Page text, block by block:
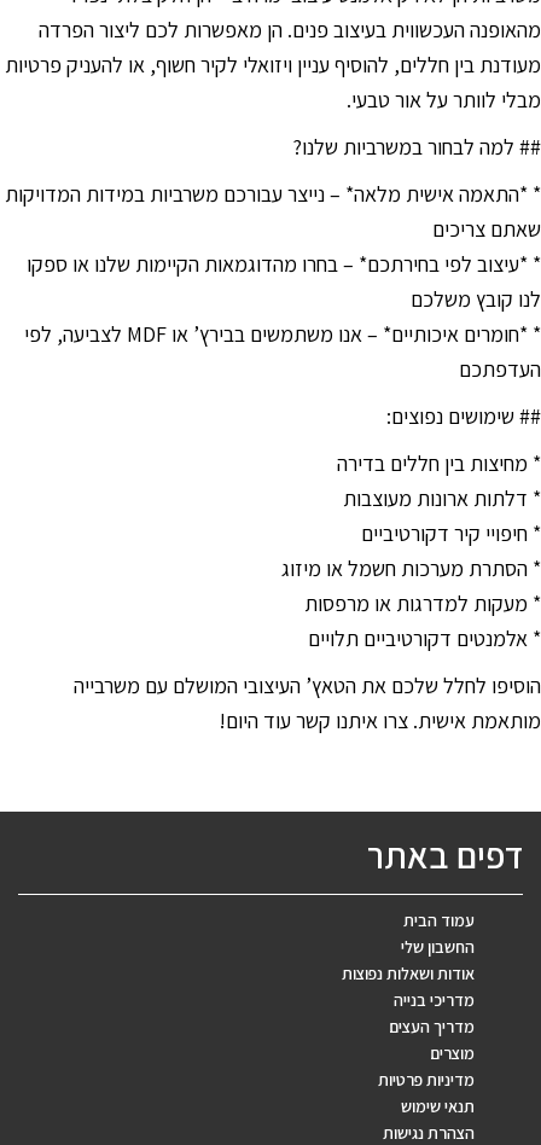
לאפס
cached
מהאופנה העכשווית בעיצוב פנים. הן מאפשרות לכם ליצור הפרדה
מעודנת בין חללים, להוסיף עניין ויזואלי לקיר חשוף, או להעניק פרטיות
מבלי לוותר על אור טבעי.
## למה לבחור במשרביות שלנו?
* *התאמה אישית מלאה* – נייצר עבורכם משרביות במידות המדויקות
שאתם צריכים
* *עיצוב לפי בחירתכם* – בחרו מהדוגמאות הקיימות שלנו או ספקו
לנו קובץ משלכם
* *חומרים איכותיים* – אנו משתמשים בבירץ’ או MDF לצביעה, לפי
העדפתכם
## שימושים נפוצים:
* מחיצות בין חללים בדירה
* דלתות ארונות מעוצבות
* חיפויי קיר דקורטיביים
* הסתרת מערכות חשמל או מיזוג
* מעקות למדרגות או מרפסות
* אלמנטים דקורטיביים תלויים
הוסיפו לחלל שלכם את הטאץ’ העיצובי המושלם עם משרבייה
מותאמת אישית. צרו איתנו קשר עוד היום!
דפים באתר
עמוד הבית
החשבון שלי
אודות ושאלות נפוצות
מדריכי בנייה
מדריך העצים
מוצרים
מדיניות פרטיות
תנאי שימוש
הצהרת נגישות